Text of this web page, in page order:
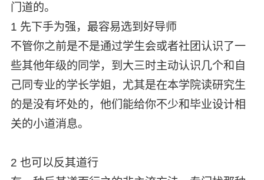
门道的。
1 先下手为强，最容易选到好导师
不管你之前是不是通过学生会或者社团认识了一
些其他年级的同学，到大三时主动认识几个和自
己同专业的学长学姐，尤其是在本学院读研究生
的是没有坏处的，他们能给你不少和毕业设计相
关的小道消息。
2 也可以反其道行